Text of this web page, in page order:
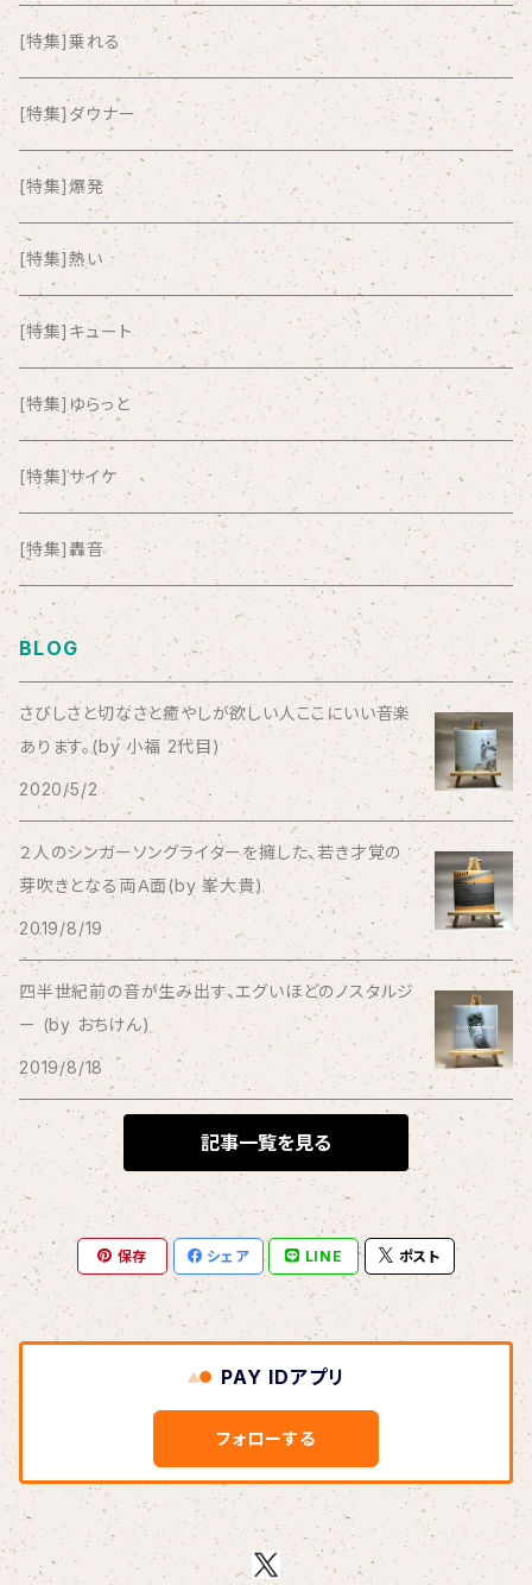
ALKASILKA
all about paradise
ALL ITEM 10 TIMES
Amia Calva
Amsterdamned
ANYO
And Summer Club
anticlockwise
Aysula
Bad Operation
Bagus!
BBBBBBB
The BEG
The Beths
THE BLACK SHANSONS
BLONDnewHALF
Blondy
BOAR HUNTER
bud&harbor
Bulbs Of Passion
B玉
Calme Adiction
[特集]乗れる
[特集]ダウナー
[特集]爆発
[特集]熱い
[特集]キュート
[特集]ゆらっと
[特集]サイケ
[特集]轟音
BLOG
さびしさと切なさと癒やしが欲しい人ここにいい音楽
あります。(by 小福 2代目)
2020/5/2
２人のシンガーソングライターを擁した、若き才覚の
芽吹きとなる両Ａ面(by 峯大貴)
2019/8/19
四半世紀前の音が生み出す、エグいほどのノスタルジ
ー (by おちけん)
2019/8/18
記事一覧を見る
保存 シェア LINE ポスト
PAY IDアプリ
フォローする